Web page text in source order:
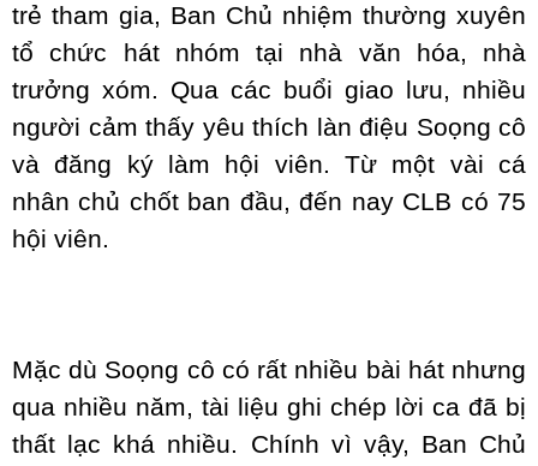
trẻ tham gia, Ban Chủ nhiệm thường xuyên
tổ chức hát nhóm tại nhà văn hóa, nhà
trưởng xóm. Qua các buổi giao lưu, nhiều
người cảm thấy yêu thích làn điệu Soọng cô
và đăng ký làm hội viên. Từ một vài cá
nhân chủ chốt ban đầu, đến nay CLB có 75
hội viên.
Mặc dù Soọng cô có rất nhiều bài hát nhưng
qua nhiều năm, tài liệu ghi chép lời ca đã bị
thất lạc khá nhiều. Chính vì vậy, Ban Chủ